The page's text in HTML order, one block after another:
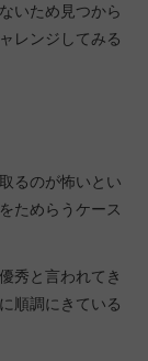
いため見つから
レンジしてみる
るのが怖いとい
ためらうケース
秀と言われてき
順調にきている